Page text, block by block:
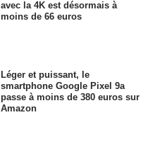
avec la 4K est désormais à
moins de 66 euros
Léger et puissant, le
smartphone Google Pixel 9a
passe à moins de 380 euros sur
Amazon